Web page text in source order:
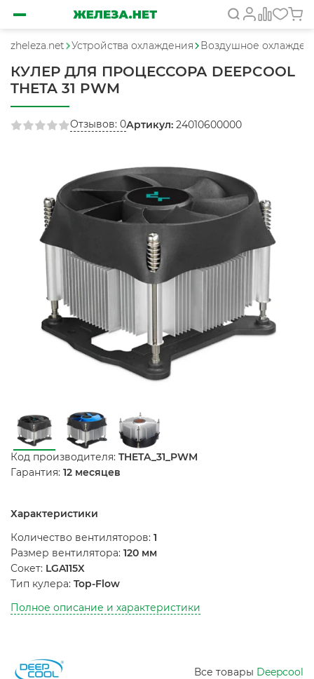
zheleza.net Устройства охлаждения Воздушное
КУЛЕР ДЛЯ ПРОЦЕССОРА DEEPCOOL
THETA 31 PWM
Отзывов: 0Артикул: 24010600000
Код производителя: THETA_31_PWM
Гарантия: 12 месяцев
Характеристики
Количество вентиляторов: 1
Размер вентилятора: 120 мм
Сокет: LGA115X
Тип кулера: Top-Flow
Полное описание и характеристики
Все товары Deepcool